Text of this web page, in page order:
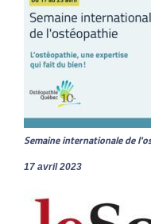
Semaine internationale de
17 avril 2023